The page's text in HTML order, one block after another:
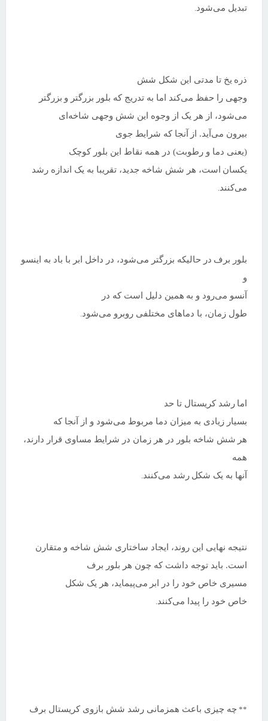
تبدیل می‌شود.
ذره یخ تا مدتی این شکل شش
وجهی را حفظ می‌کند اما به تدریج که بلور بزرگتر و بزرگتر
می‌شود، از هر یک از وجوه این شش وجهی شاخه‌ای
بیرون می‌آید. از
آنجا که شرایط جوی
(یعنی دما و رطوبت) در همه نقاط این بلور کوچک
یکسان است، هر شش شاخه جدید، تقریبا به یک اندازه رشد
می‌کنند.
بلور برف در حالیکه بزرگتر می‌شود، در داخل ابر با باد به اینسو
و
آنسو می‌رود و به همین دلیل است که در
طول زمان، با دماهای مختلفی روبرو می‌شود.
اما رشد کریستال تا حد
بسیار زیادی به میزان دما مربوط می‌شود و از آنجا که
هر شش شاخه بلور در هر زمان در شرایط مساوی قرار دارند،
همه
آنها به یک شکل رشد می‌کنند.
نتیجه نهایی این روند، ایجاد ساختاری شش شاخه و متقارن
است. باید توجه داشت که چون هر بلور برف
مسیری خاص خود را در ابر می‌پیماید، هر یک شکل
خاص خود را پیدا می‌کنند.
** چه چیزی باعث همزمانی رشد شش بازوی کریستال برف